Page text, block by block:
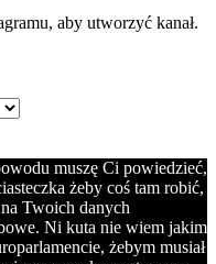
aby utworzyć kanał.
muszę Ci powiedzieć,
żeby coś tam robić,
Twoich danych
Ni kuta nie wiem jakim
żebym musiał